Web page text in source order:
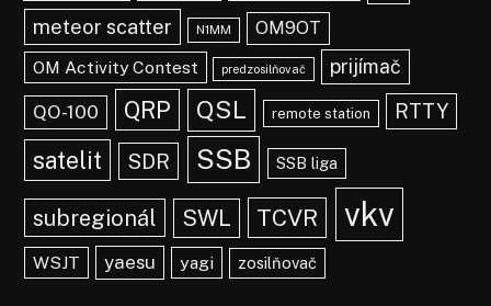
meteor scatter N1MM
OM9OT
OM Activity Contest
predzosilňovač prijímač
QO-100 QRP QSL remote station RTTY
satelit SDR SSB SSB liga
subregionál SWL TCVR vkv
WSJT yaesu yagi zosilňovač